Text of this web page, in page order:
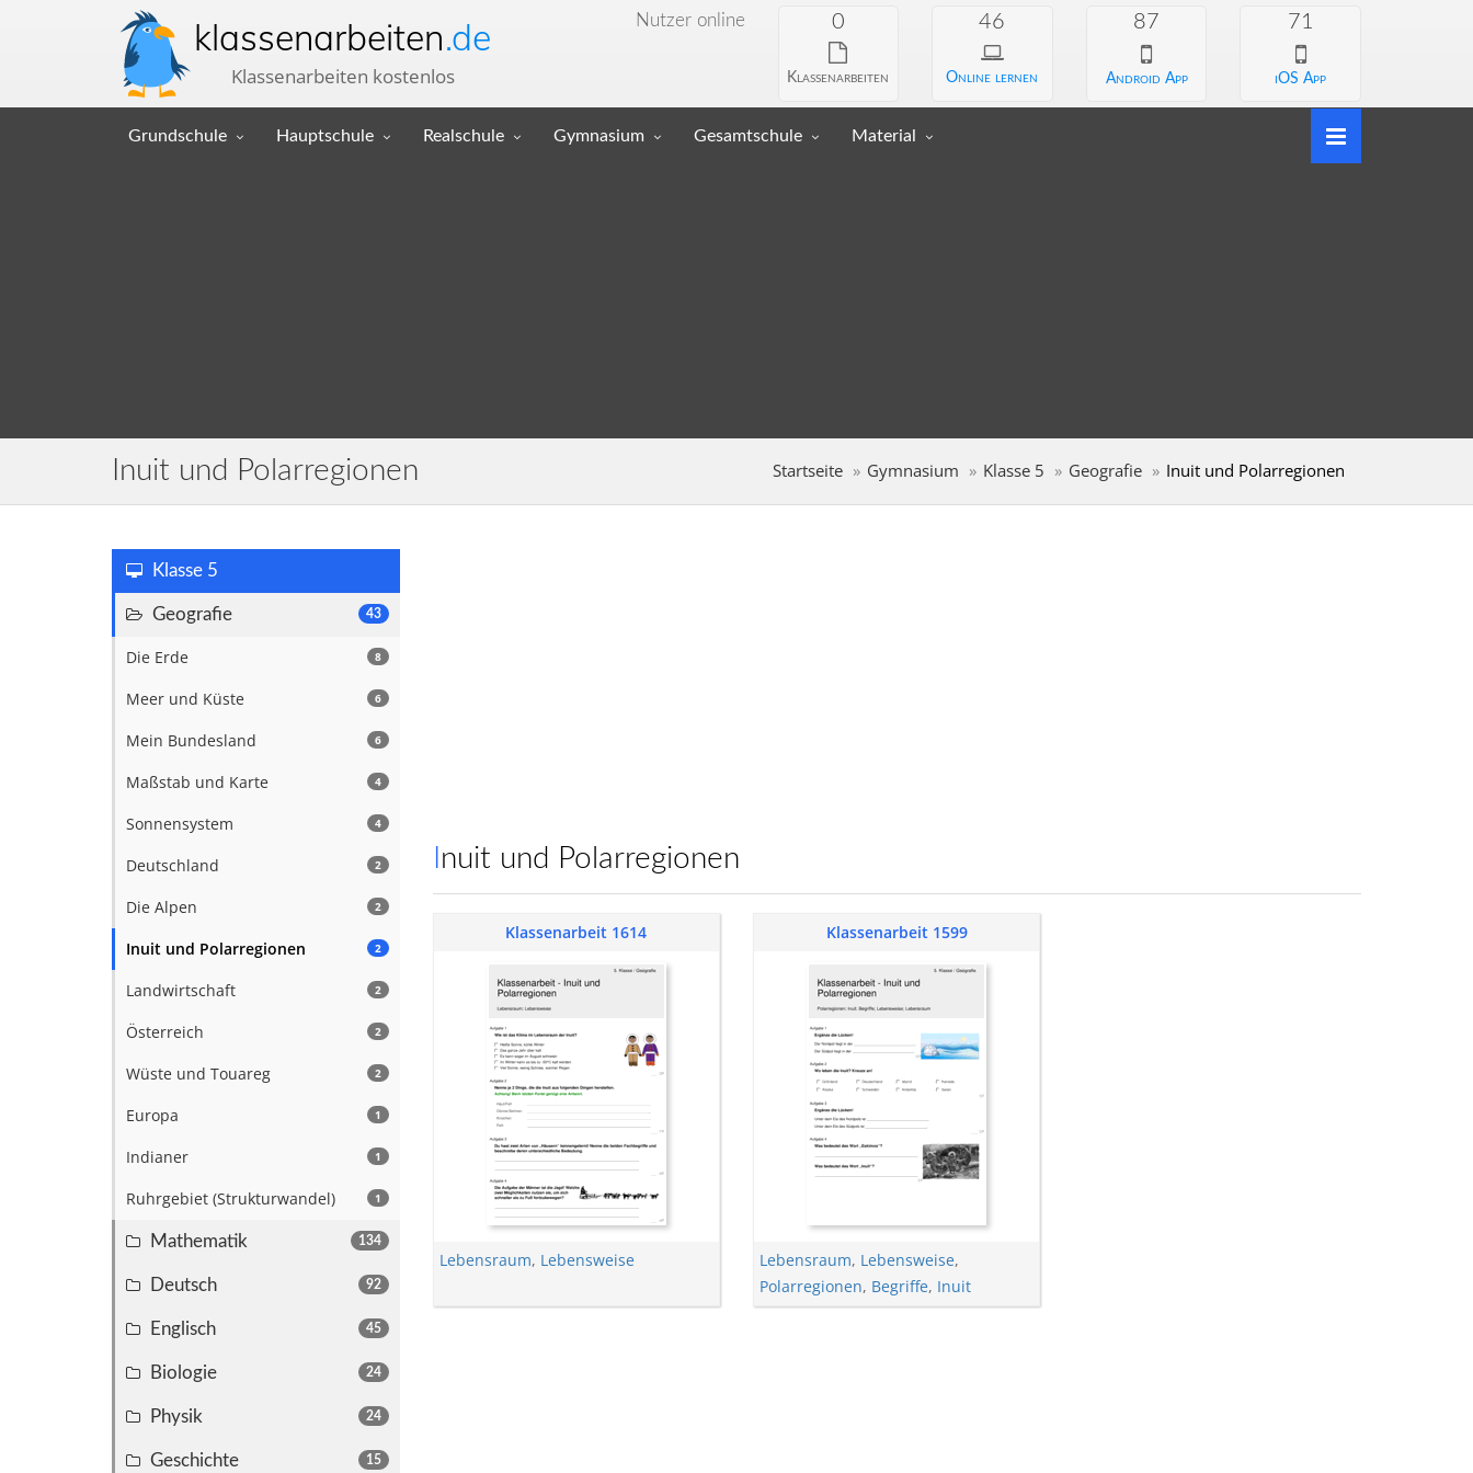
klassenarbeiten.de
Klassenarbeiten kostenlos
Nutzer online 0
Klassenarbeiten
46
Online lernen
87
Android App
71
iOS App
Grundschule Hauptschule Realschule Gymnasium Gesamtschule Material
Inuit und Polarregionen Startseite Gymnasium Klasse 5 Geografie Inuit und Polarregionen
Klasse 5
43
Geografie
8
Die Erde
6
Meer und Küste
6
Mein Bundesland
4
Maßstab und Karte
4
Sonnensystem
2
Deutschland
2
Die Alpen
2
Inuit und Polarregionen
2
Landwirtschaft
2
Österreich
2
Wüste und Touareg
1
Europa
1
Indianer
1
Ruhrgebiet (Strukturwandel)
134
Mathematik
92
Deutsch
45
Englisch
24
Biologie
24
Physik
15
Geschichte
Inuit und Polarregionen
Klassenarbeit 1614
Lebensraum, Lebensweise
Klassenarbeit 1599
Lebensraum, Lebensweise,
Polarregionen, Begriffe, Inuit